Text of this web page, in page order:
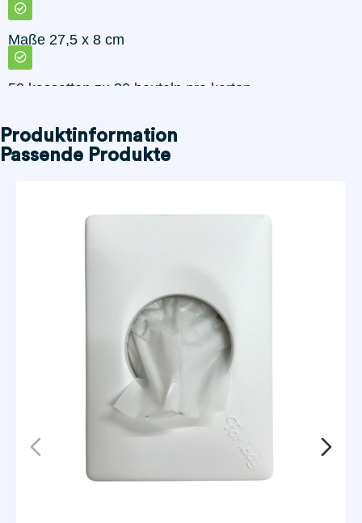
Maße 27,5 x 8 cm
50 kassetten zu 30 beuteln pro karton
Produktinformation
Passende Produkte